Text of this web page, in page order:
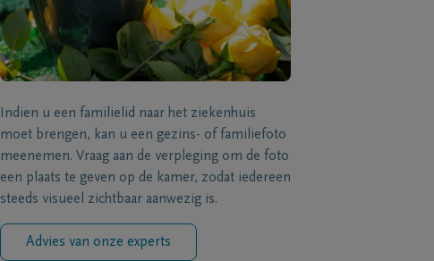
Indien u een familielid naar het ziekenhuis
moet brengen, kan u een gezins- of familiefoto
meenemen. Vraag aan de verpleging om de foto
een plaats te geven op de kamer, zodat iedereen
steeds visueel zichtbaar aanwezig is.
Advies van onze experts